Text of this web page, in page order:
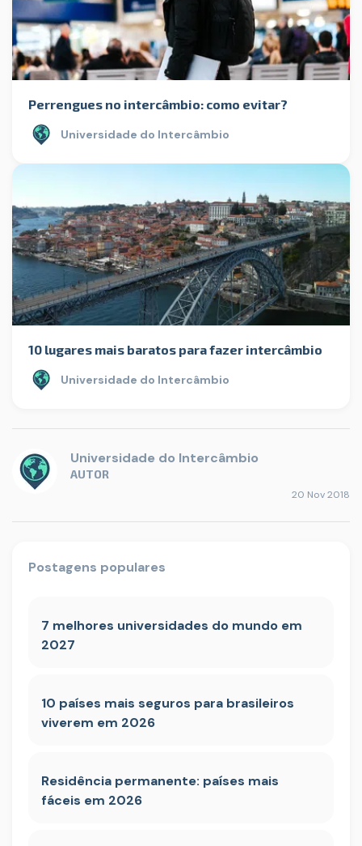
Perrengues no intercâmbio: como evitar?
Universidade do Intercâmbio
10 lugares mais baratos para fazer intercâmbio
Universidade do Intercâmbio
Universidade do Intercâmbio
AUTOR
20 Nov 2018
Postagens populares
7 melhores universidades do mundo em
2027
10 países mais seguros para brasileiros
viverem em 2026
Residência permanente: países mais
fáceis em 2026